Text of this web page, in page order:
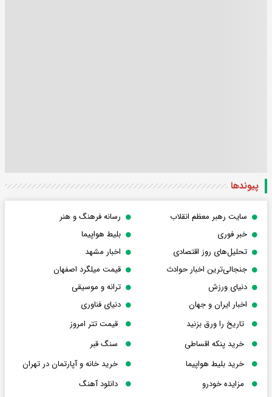
پیوندها
سایت رهبر معظم انقلاب
رسانه فرهنگ و هنر
خبر فوری
بلیط هواپیما
تحلیل‌های روز اقتصادی
اخبار مشهد
جنجالی‌ترین اخبار حوادث
قیمت میلگرد اصفهان
دنیای ورزش
ترانه و موسیقی
اخبار ایران و جهان
دنیای فناوری
تاریخ را ورق بزنید
قیمت تتر امروز
خرید پنکه اقساطی
سنگ قبر
خرید بلیط هواپیما
خرید خانه و آپارتمان در تهران
مزایده خودرو
دانلود آهنگ